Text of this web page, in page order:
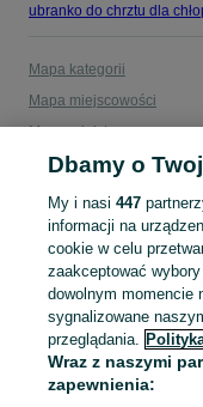
ubranko do chrztu dla
Mapa kategorii
Mapa miejscowości
Mapa ministron
Popularne wyszukiwania
Dbamy o
My i nasi447
informacji na
cookie w celu
zaakceptować
dowolnym momencie
sygnalizowane
przeglądania.
Wraz z naszymi
zapewnienia: